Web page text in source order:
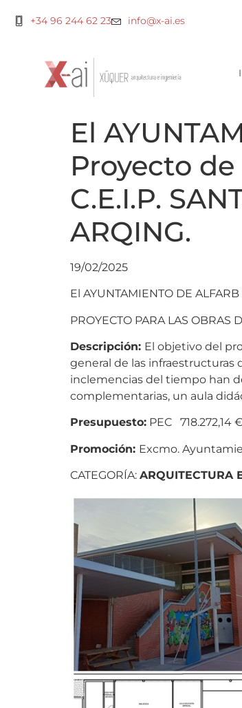
+34 96 244 62 23 info@x-ai.es
El
Proyecto de
C.E.I.P.
ARQING.
19/02/2025
El AYUNTAMIENTO DE
PROYECTO PARA LAS OBRAS
Descripción: El objetivo del
general de las infraestructuras
inclemencias del tiempo han
complementarias, un aula
Presupuesto: PEC 718.272,14 €
Promoción: Excmo.
CATEGORÍA: ARQUITECTURA